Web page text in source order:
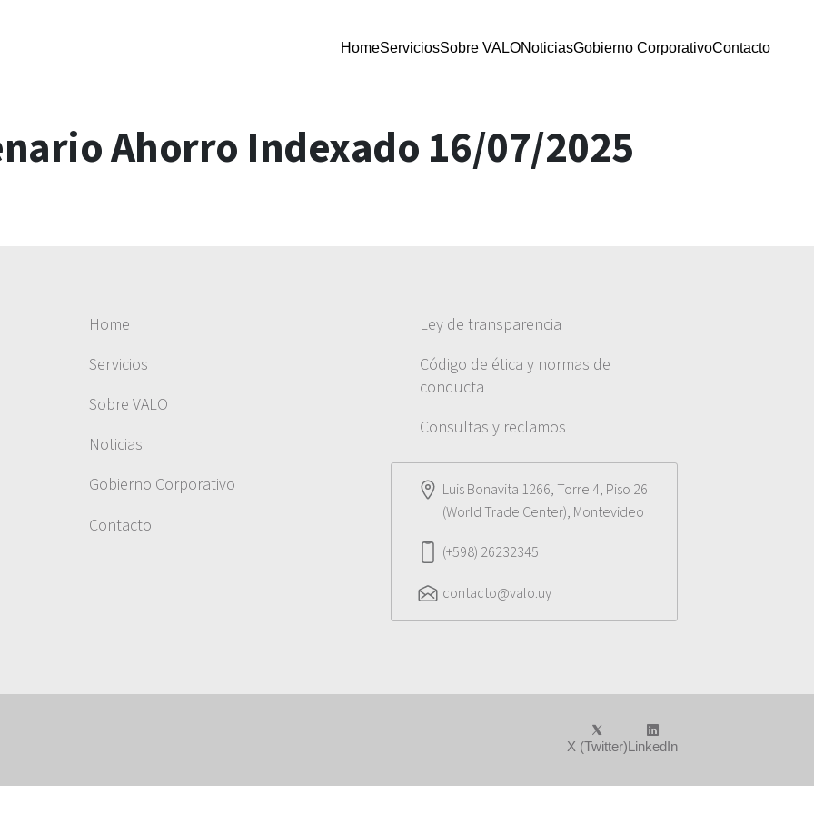
HomeServiciosSobre VALONoticiasGobierno CorporativoContacto
Ahorro Indexado 16/07/2025
Home
Servicios
Sobre VALO
Noticias
Gobierno Corporativo
Contacto
Ley de transparencia
Código de ética y normas de
conducta
Consultas y reclamos
Luis Bonavita 1266, Torre 4, Piso 26
(World Trade Center), Montevideo
(+598) 26232345
contacto@valo.uy
X (Twitter)LinkedIn